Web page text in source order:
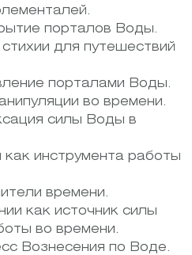
порталов Воды.
для путешествий
порталами Воды.
во времени.
силы Воды в
инструмента работы
времени.
как источник силы
во времени.
Вознесения по Воде.